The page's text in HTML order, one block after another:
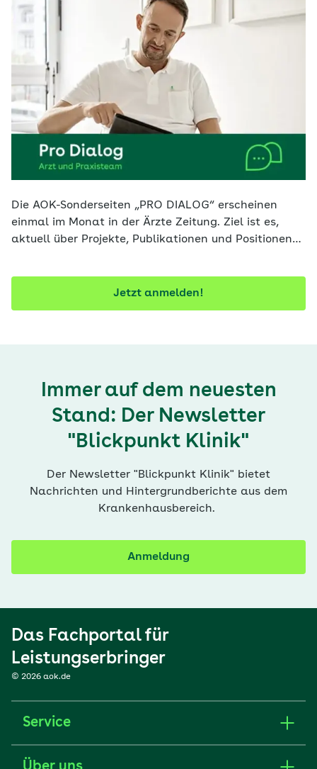
Die AOK-Sonderseiten „PRO DIALOG“ erscheinen
einmal im Monat in der Ärzte Zeitung. Ziel ist es,
aktuell über Projekte, Publikationen und Positionen
Jetzt anmelden!
Immer auf dem neuesten
Stand: Der Newsletter
"Blickpunkt Klinik"
Der Newsletter "Blickpunkt Klinik" bietet
Nachrichten und Hintergrundberichte aus dem
Krankenhausbereich.
Anmeldung
Das Fachportal für
Leistungserbringer
© 2026 aok.de
Service